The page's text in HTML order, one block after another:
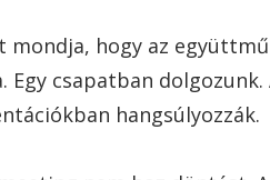
mondja, hogy az
Egy csapatban
hangsúlyozzák.